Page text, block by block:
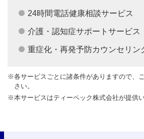
24時間電話健康相談サービス
介護・認知症サポートサービス
重症化・再発予防カウンセリン
※各サービスごとに諸条件がありますので、
さい。
※本サービスはティーペック株式会社が提供い